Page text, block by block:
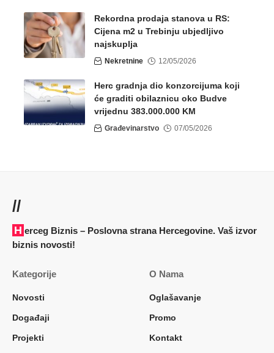
Rekordna prodaja stanova u RS:
Cijena m2 u Trebinju ubjedljivo
najskuplja
Nekretnine 12/05/2026
Herc gradnja dio konzorcijuma koji
će graditi obilaznicu oko Budve
vrijednu 383.000.000 KM
Građevinarstvo 07/05/2026
//
Herceg Biznis – Poslovna strana Hercegovine. Vaš izvor
biznis novosti!
Kategorije
Novosti
Događaji
Projekti
O Nama
Oglašavanje
Promo
Kontakt